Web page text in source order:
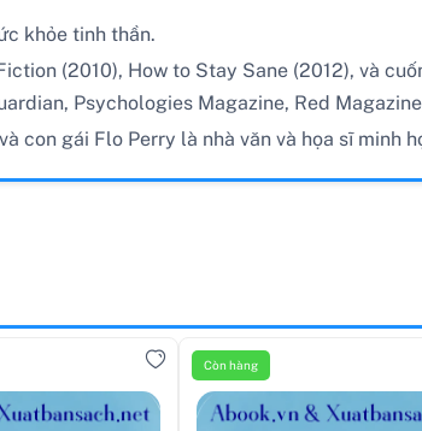
khỏe tinh thần.
(2010), How to Stay Sane (2012), và
Psychologies Magazine, Red
con gái Flo Perry là nhà văn và họa sĩ minh
Còn hàng